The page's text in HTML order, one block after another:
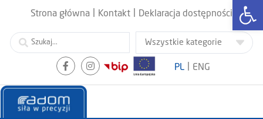
Strona główna Kontakt Deklaracja dostępności
PL ENG